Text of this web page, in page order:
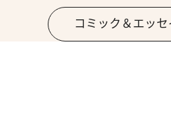
コミック＆エッ